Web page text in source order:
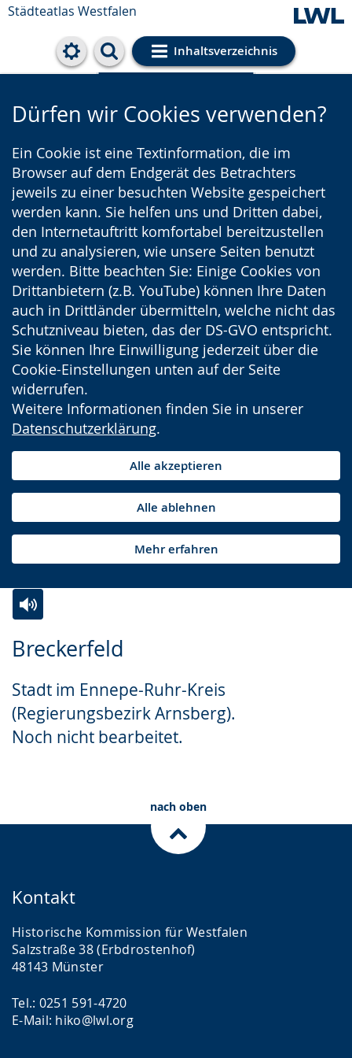
Städteatlas Westfalen
Inhaltsverzeichnis
Cookie-Einstellungen
Dürfen wir Cookies verwenden?
Ein Cookie ist eine Textinformation, die im
Browser auf dem Endgerät des Betrachters
jeweils zu einer besuchten Website gespeichert
werden kann. Sie helfen uns und Dritten dabei,
den Internetauftritt komfortabel bereitzustellen
und zu analysieren, wie unsere Seiten benutzt
werden. Bitte beachten Sie: Einige Cookies von
Drittanbietern (z.B. YouTube) können Ihre Daten
auch in Drittländer übermitteln, welche nicht das
Schutzniveau bieten, das der DS-GVO entspricht.
Sie können Ihre Einwilligung jederzeit über die
Cookie-Einstellungen unten auf der Seite
widerrufen.
Weitere Informationen finden Sie in unserer
Datenschutzerklärung.
Alle akzeptieren
Alle ablehnen
Mehr erfahren
Breckerfeld
Stadt im Ennepe-Ruhr-Kreis
(Regierungsbezirk Arnsberg).
Noch nicht bearbeitet.
Leichten
wechseln.
Audio-
Video
Deutscher
Gebärdensprache
wird
nach oben
Kontakt
Historische Kommission für Westfalen
Salzstraße 38 (Erbdrostenhof)
48143 Münster
Tel.: 0251 591-4720
E-Mail: hiko@lwl.org